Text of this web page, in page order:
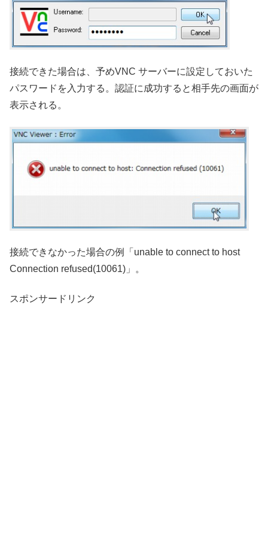
接続できた場合は、予めVNC サーバーに設定しておいた
パスワードを入力する。認証に成功すると相手先の画面が
表示される。
接続できなかった場合の例「unable to connect to host
Connection refused(10061)」。
スポンサードリンク